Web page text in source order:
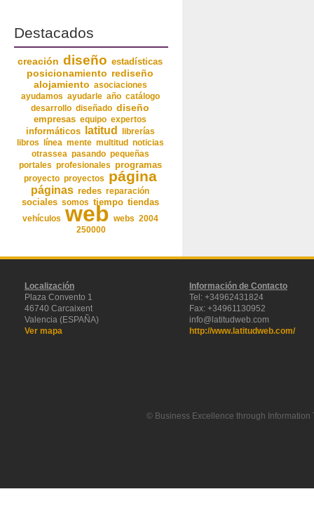
Destacados
creación diseño estadísticas
posicionamiento rediseño
alojamiento asociaciones
ayudamos ayudarle año catálogo
desarrollo diseñado diseño
empresas equipo expertos
informáticos
latitud
librerías
libros
línea mente multitud noticias
otrassea pasando pequeñas
portales profesionales programas
proyecto proyectos página
páginas redes reparación
sociales somos tiempo tiendas
vehículos web webs 2004
250000
Localización
Plaza Convento 1
46740 Carcaixent
Valencia (ESPAÑA)
Ver mapa
Información de Contacto
Tel: +34962431824
Fax: +34961130952
info@latitudweb.com
http://www.latitudweb.com/
© Business Excellence through